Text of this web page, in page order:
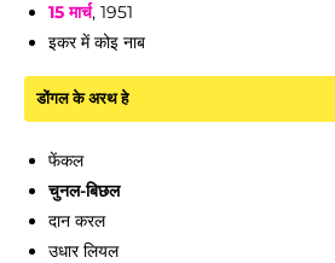
15 मार्च, 1951
इकर में कोइ नाब
डोंगल के अरथ हे
फेंकल
चुनल-बिछल
दान करल
उधार लियल